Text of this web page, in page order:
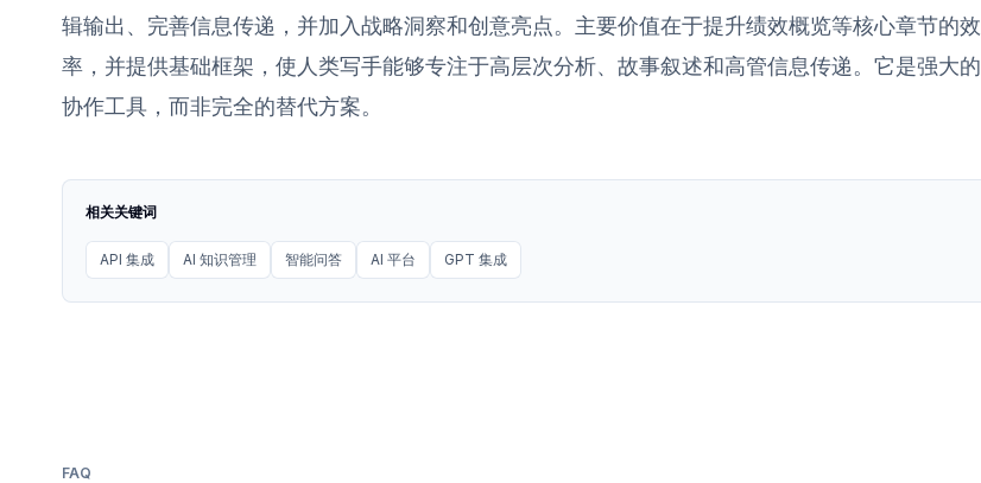
辑输出、完善信息传递，并加入战略洞察和创意亮点。主要价值在于提升绩效概览等核心章节的效
率，并提供基础框架，使人类写手能够专注于高层次分析、故事叙述和高管信息传递。它是强大的
协作工具，而非完全的替代方案。
相关关键词
API 集成 AI 知识管理 智能问答 AI 平台 GPT 集成
FAQ